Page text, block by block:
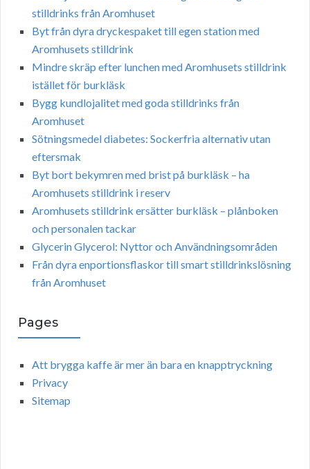
stilldrinks från Aromhuset
Byt från dyra dryckespaket till egen station med
Aromhusets stilldrink
Mindre skräp efter lunchen med Aromhusets stilldrink
istället för burkläsk
Bygg kundlojalitet med goda stilldrinks från
Aromhuset
Sötningsmedel diabetes: Sockerfria alternativ utan
eftersmak
Byt bort bekymren med brist på burkläsk – ha
Aromhusets stilldrink i reserv
Aromhusets stilldrink ersätter burkläsk – plånboken
och personalen tackar
Glycerin Glycerol: Nyttor och Användningsområden
Från dyra enportionsflaskor till smart stilldrinkslösning
från Aromhuset
Pages
Att brygga kaffe är mer än bara en knapptryckning
Privacy
Sitemap